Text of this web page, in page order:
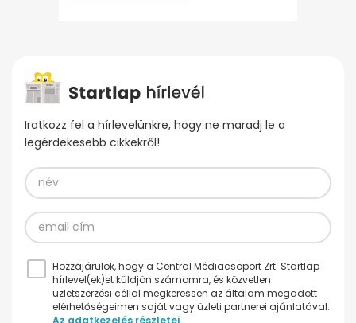
Iratkozz fel a hírlevelünkre, hogy ne maradj le a
legérdekesebb cikkekről!
Hozzájárulok, hogy a Central Médiacsoport Zrt. Startlap
hírlevel(ek)et küldjön számomra, és közvetlen
üzletszerzési céllal megkeressen az általam megadott
elérhetőségeimen saját vagy üzleti partnerei ajánlatával.
Az adatkezelés részletei